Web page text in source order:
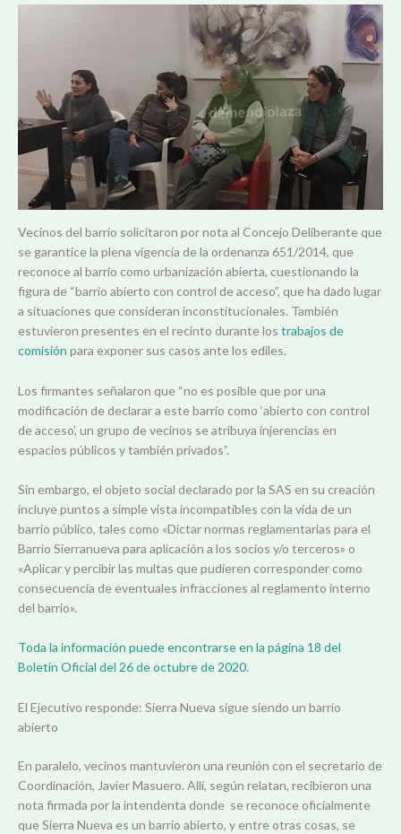
Vecinos del barrio solicitaron por nota al Concejo Deliberante que
se garantice la plena vigencia de la ordenanza 651/2014, que
reconoce al barrio como urbanización abierta, cuestionando la
figura de “barrio abierto con control de acceso”, que ha dado lugar
a situaciones que consideran inconstitucionales. También
estuvieron presentes en el recinto durante los trabajos de
comisión para exponer sus casos ante los ediles.
Los firmantes señalaron que “no es posible que por una
modificación de declarar a este barrio como ‘abierto con control
de acceso’, un grupo de vecinos se atribuya injerencias en
espacios públicos y también privados”.
Sin embargo, el objeto social declarado por la SAS en su creación
incluye puntos a simple vista incompatibles con la vida de un
barrio público, tales como «Dictar normas reglamentarias para el
Barrio Sierranueva para aplicación a los socios y/o terceros» o
«Aplicar y percibir las multas que pudieren corresponder como
consecuencia de eventuales infracciones al reglamento interno
del barrio».
Toda la información puede encontrarse en la página 18 del
Boletín Oficial del 26 de octubre de 2020.
El Ejecutivo responde: Sierra Nueva sigue siendo un barrio
abierto
En paralelo, vecinos mantuvieron una reunión con el secretario de
Coordinación, Javier Masuero. Allí, según relatan, recibieron una
nota firmada por la intendenta donde se reconoce oficialmente
que Sierra Nueva es un barrio abierto, y entre otras cosas, se